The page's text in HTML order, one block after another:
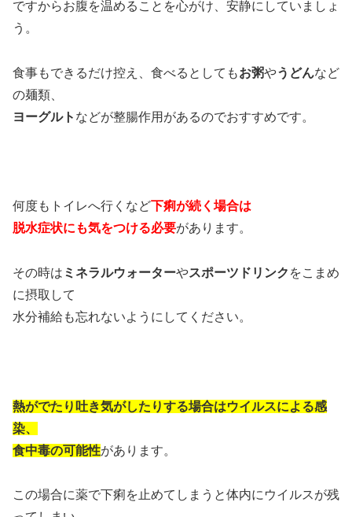
ですからお腹を温めることを心がけ、安静にしていましょ
う。
食事もできるだけ控え、食べるとしてもお粥やうどんなど
の麺類、
ヨーグルト などが整腸作用があるのでおすすめです。
何度もトイレへ行くなど下痢が続く場合は
脱水症状にも気をつける必要があります。
その時は ミネラルウォーターやスポーツドリンク をこまめ
に摂取して
水分補給も忘れないようにしてください。
熱がでたり吐き気がしたりする場合はウイルスによる感
染、
食中毒の可能性があります。
この場合に薬で下痢を止めてしまうと体内にウイルスが残